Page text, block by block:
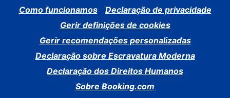
Como funcionamos
Declaração de privacidade
Gerir definições de cookies
Gerir recomendações personalizadas
Declaração sobre Escravatura Moderna
Declaração dos Direitos Humanos
Sobre Booking.com